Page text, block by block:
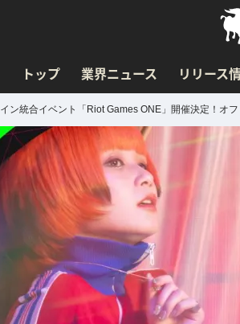
トップ 業界ニュース リリース
ン統合イベント「Riot Games ONE」開催決定！オ